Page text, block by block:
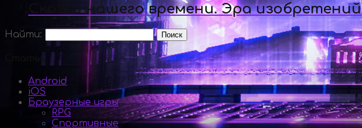
Сказки нашего времени. Эра изобретений
Найти:
Статьи
Android
iOS
Браузерные игры
RPG
Спортивные